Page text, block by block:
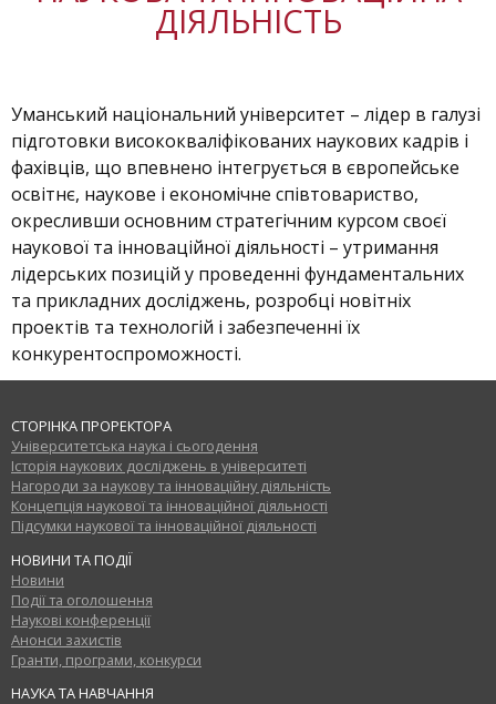
ДІЯЛЬНІСТЬ
Уманський національний університет – лідер в галузі
підготовки висококваліфікованих наукових кадрів і
фахівців, що впевнено інтегрується в європейське
освітнє, наукове і економічне співтовариство,
окресливши основним стратегічним курсом своєї
наукової та інноваційної діяльності – утримання
лідерських позицій у проведенні фундаментальних
та прикладних досліджень, розробці новітніх
проектів та технологій і забезпеченні їх
конкурентоспроможності.
СТОРІНКА ПРОРЕКТОРА
Університетська наука і сьогодення
Історія наукових досліджень в університеті
Нагороди за наукову та інноваційну діяльність
Концепція наукової та інноваційної діяльності
Підсумки наукової та інноваційної діяльності
НОВИНИ ТА ПОДІЇ
Новини
Події та оголошення
Наукові конференції
Анонси захистів
Гранти, програми, конкурси
НАУКА ТА НАВЧАННЯ